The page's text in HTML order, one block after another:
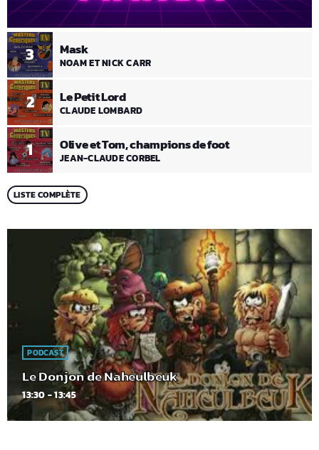
1 Olive et Tom, champions de foot
JEAN-CLAUDE CORBEL
2 Le Petit Lord
CLAUDE LOMBARD
3 Mask
NOAM ET NICK CARR
LISTE COMPLÈTE
PODCAST
Le Donjon de Naheulbeuk
13:30 - 13:45